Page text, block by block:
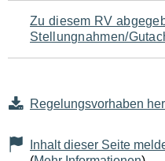
Zu diesem RV
Stellungnahmen/
Regelungsvorhaben
Inhalt dieser Seite